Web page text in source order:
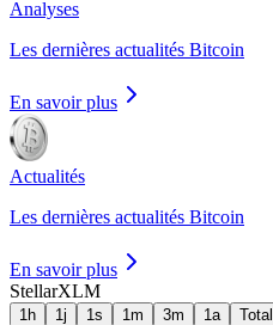
Analyses
Les dernières actualités Bitcoin
En savoir plus
Actualités
Les dernières actualités Bitcoin
En savoir plus
StellarXLM
1h 1j 1s 1m 3m 1a Total